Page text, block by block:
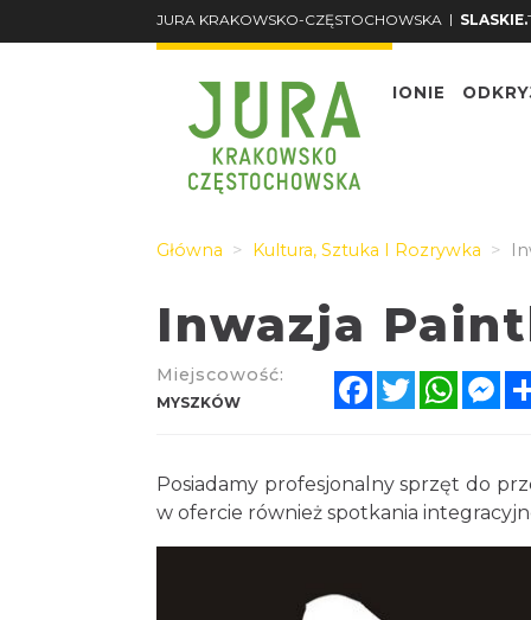
JURA KRAKOWSKO-CZĘSTOCHOWSKA | SLASKIE.
O REGIONIE
Główna Kultura, Sztuka I Rozrywka
Inwazja
Miejscowość:
MYSZKÓW
FacebookTwitter
Posiadamy profesjonalny sprzęt do
w ofercie również spotkania